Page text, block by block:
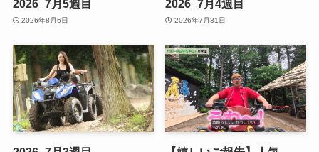
2026_7月5週目
2026年8月6日
2026_7月4週目
2026年7月31日